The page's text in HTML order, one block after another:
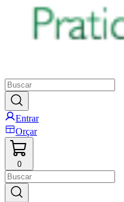
Entrar
Orçar
0